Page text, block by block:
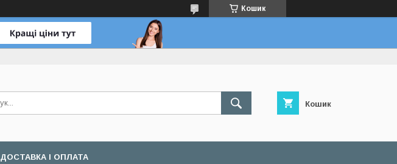
Кошик
Кошик
ДОСТАВКА І ОПЛАТА